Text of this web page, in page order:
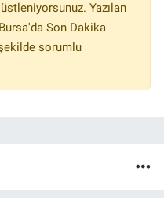
Yazılan
Son Dakika
sorumlu